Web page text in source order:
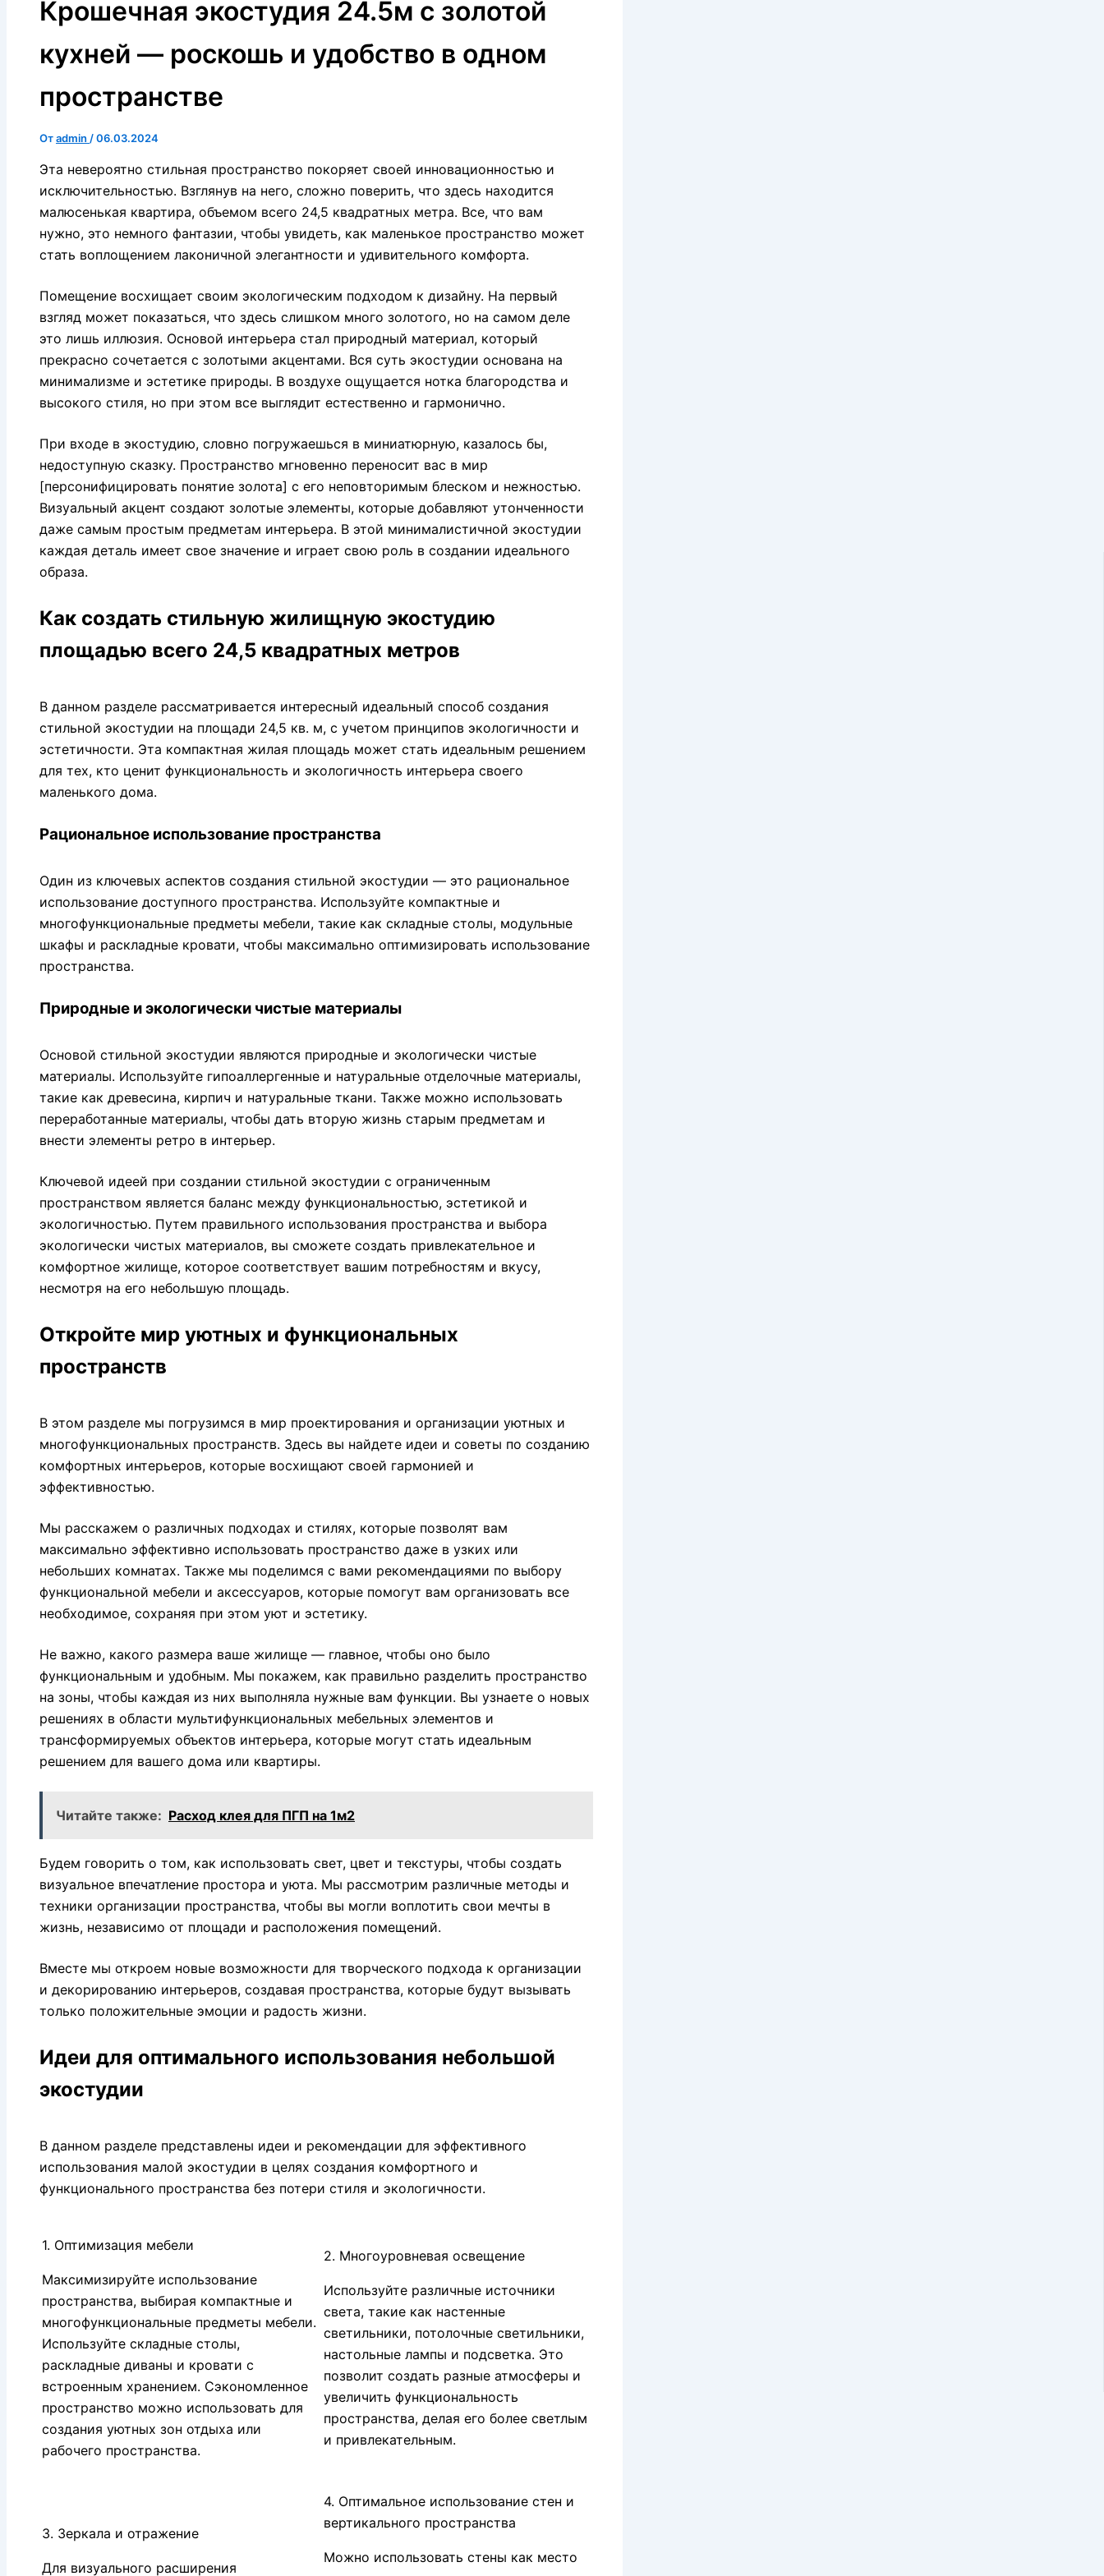
Крошечная экостудия 24.5м с золотой
кухней — роскошь и удобство в одном
пространстве
Отadmin /06.03.2024
Эта невероятно стильная пространство покоряет своей инновационностью и
исключительностью. Взглянув на него, сложно поверить, что здесь находится
малюсенькая квартира, объемом всего 24,5 квадратных метра. Все, что вам
нужно, это немного фантазии, чтобы увидеть, как маленькое пространство может
стать воплощением лаконичной элегантности и удивительного комфорта.
Помещение восхищает своим экологическим подходом к дизайну. На первый
взгляд может показаться, что здесь слишком много золотого, но на самом деле
это лишь иллюзия. Основой интерьера стал природный материал, который
прекрасно сочетается с золотыми акцентами. Вся суть экостудии основана на
минимализме и эстетике природы. В воздухе ощущается нотка благородства и
высокого стиля, но при этом все выглядит естественно и гармонично.
При входе в экостудию, словно погружаешься в миниатюрную, казалось бы,
недоступную сказку. Пространство мгновенно переносит вас в мир
[персонифицировать понятие золота] с его неповторимым блеском и нежностью.
Визуальный акцент создают золотые элементы, которые добавляют утонченности
даже самым простым предметам интерьера. В этой минималистичной экостудии
каждая деталь имеет свое значение и играет свою роль в создании идеального
образа.
Как создать стильную жилищную экостудию
площадью всего 24,5 квадратных метров
В данном разделе рассматривается интересный идеальный способ создания
стильной экостудии на площади 24,5 кв. м, с учетом принципов экологичности и
эстетичности. Эта компактная жилая площадь может стать идеальным решением
для тех, кто ценит функциональность и экологичность интерьера своего
маленького дома.
Рациональное использование пространства
Один из ключевых аспектов создания стильной экостудии — это рациональное
использование доступного пространства. Используйте компактные и
многофункциональные предметы мебели, такие как складные столы, модульные
шкафы и раскладные кровати, чтобы максимально оптимизировать использование
пространства.
Природные и экологически чистые материалы
Основой стильной экостудии являются природные и экологически чистые
материалы. Используйте гипоаллергенные и натуральные отделочные материалы,
такие как древесина, кирпич и натуральные ткани. Также можно использовать
переработанные материалы, чтобы дать вторую жизнь старым предметам и
внести элементы ретро в интерьер.
Ключевой идеей при создании стильной экостудии с ограниченным
пространством является баланс между функциональностью, эстетикой и
экологичностью. Путем правильного использования пространства и выбора
экологически чистых материалов, вы сможете создать привлекательное и
комфортное жилище, которое соответствует вашим потребностям и вкусу,
несмотря на его небольшую площадь.
Откройте мир уютных и функциональных
пространств
В этом разделе мы погрузимся в мир проектирования и организации уютных и
многофункциональных пространств. Здесь вы найдете идеи и советы по созданию
комфортных интерьеров, которые восхищают своей гармонией и
эффективностью.
Мы расскажем о различных подходах и стилях, которые позволят вам
максимально эффективно использовать пространство даже в узких или
небольших комнатах. Также мы поделимся с вами рекомендациями по выбору
функциональной мебели и аксессуаров, которые помогут вам организовать все
необходимое, сохраняя при этом уют и эстетику.
Не важно, какого размера ваше жилище — главное, чтобы оно было
функциональным и удобным. Мы покажем, как правильно разделить пространство
на зоны, чтобы каждая из них выполняла нужные вам функции. Вы узнаете о новых
решениях в области мультифункциональных мебельных элементов и
трансформируемых объектов интерьера, которые могут стать идеальным
решением для вашего дома или квартиры.
Читайте также: Расход клея для ПГП на 1м2
Будем говорить о том, как использовать свет, цвет и текстуры, чтобы создать
визуальное впечатление простора и уюта. Мы рассмотрим различные методы и
техники организации пространства, чтобы вы могли воплотить свои мечты в
жизнь, независимо от площади и расположения помещений.
Вместе мы откроем новые возможности для творческого подхода к организации
и декорированию интерьеров, создавая пространства, которые будут вызывать
только положительные эмоции и радость жизни.
Идеи для оптимального использования небольшой
экостудии
В данном разделе представлены идеи и рекомендации для эффективного
использования малой экостудии в целях создания комфортного и
функционального пространства без потери стиля и экологичности.
1. Оптимизация мебели
Максимизируйте использование
пространства, выбирая компактные и
многофункциональные предметы мебели.
Используйте складные столы,
раскладные диваны и кровати с
встроенным хранением. Сэкономленное
пространство можно использовать для
создания уютных зон отдыха или
рабочего пространства.
2. Многоуровневая освещение
Используйте различные источники
света, такие как настенные
светильники, потолочные светильники,
настольные лампы и подсветка. Это
позволит создать разные атмосферы и
увеличить функциональность
пространства, делая его более светлым
и привлекательным.
3. Зеркала и отражение
Для визуального расширения
4. Оптимальное использование стен и
вертикального пространства
Можно использовать стены как место